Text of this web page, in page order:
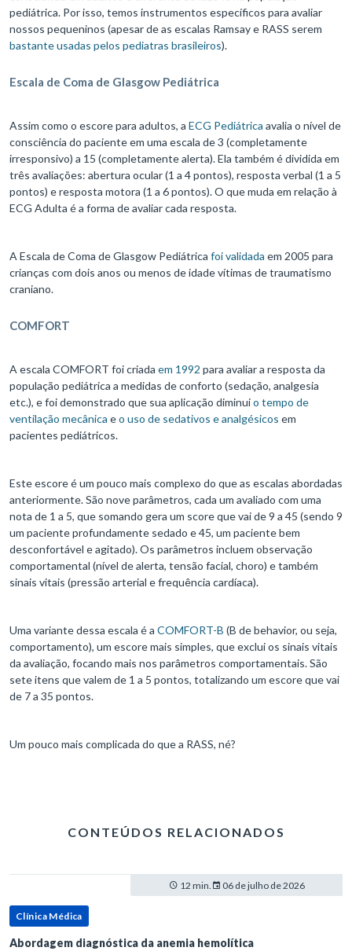
pediátrica. Por isso, temos instrumentos específicos para avaliar
nossos pequeninos (apesar de as escalas Ramsay e RASS serem
bastante usadas pelos pediatras brasileiros).
Escala de Coma de Glasgow Pediátrica
Assim como o escore para adultos, a ECG Pediátrica avalia o nível de
consciência do paciente em uma escala de 3 (completamente
irresponsivo) a 15 (completamente alerta). Ela também é dividida em
três avaliações: abertura ocular (1 a 4 pontos), resposta verbal (1 a 5
pontos) e resposta motora (1 a 6 pontos). O que muda em relação à
ECG Adulta é a forma de avaliar cada resposta.
A Escala de Coma de Glasgow Pediátrica foi validada em 2005 para
crianças com dois anos ou menos de idade vítimas de traumatismo
craniano.
COMFORT
A escala COMFORT foi criada em 1992 para avaliar a resposta da
população pediátrica a medidas de conforto (sedação, analgesia
etc.), e foi demonstrado que sua aplicação diminuio tempo de
ventilação mecânica eo uso de sedativos e analgésicos em
pacientes pediátricos.
Este escore é um pouco mais complexo do que as escalas abordadas
anteriormente. São nove parâmetros, cada um avaliado com uma
nota de 1 a 5, que somando gera um score que vai de 9 a 45 (sendo 9
um paciente profundamente sedado e 45, um paciente bem
desconfortável e agitado). Os parâmetros incluem observação
comportamental (nível de alerta, tensão facial, choro) e também
sinais vitais (pressão arterial e frequência cardíaca).
Uma variante dessa escala é a COMFORT-B (B de behavior, ou seja,
comportamento), um escore mais simples, que exclui os sinais vitais
da avaliação, focando mais nos parâmetros comportamentais. São
sete itens que valem de 1 a 5 pontos, totalizando um escore que vai
de 7 a 35 pontos.
Um pouco mais complicada do que a RASS, né?
CONTEÚDOS RELACIONADOS
12 min. 06 de julho de 2026
Clínica Médica
Abordagem diagnóstica da anemia hemolítica